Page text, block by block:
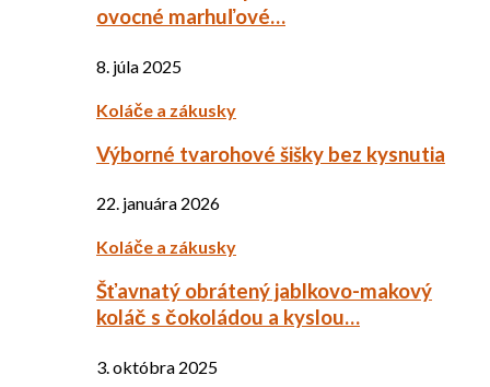
ovocné marhuľové…
8. júla 2025
Koláče a zákusky
Výborné tvarohové šišky bez kysnutia
22. januára 2026
Koláče a zákusky
Šťavnatý obrátený jablkovo-makový
koláč s čokoládou a kyslou…
3. októbra 2025